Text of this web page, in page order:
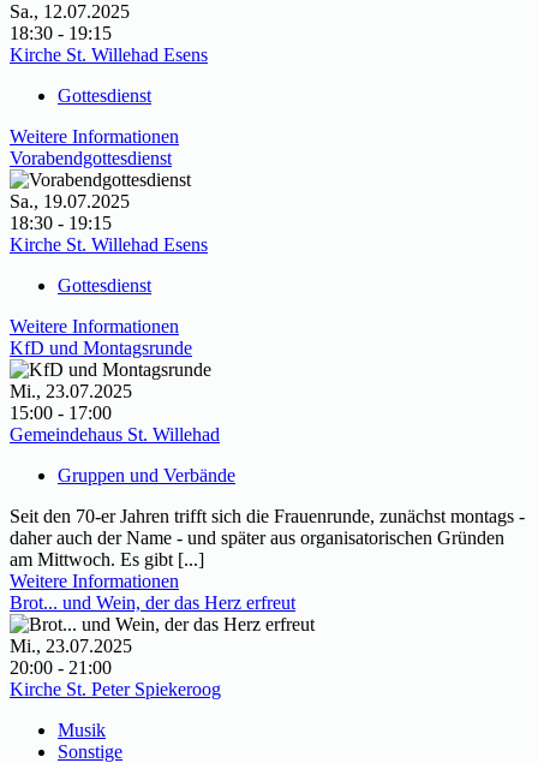
Sa., 12.07.2025
18:30 - 19:15
Kirche St. Willehad Esens
Gottesdienst
Weitere Informationen
Vorabendgottesdienst
Sa., 19.07.2025
18:30 - 19:15
Kirche St. Willehad Esens
Gottesdienst
Weitere Informationen
KfD und Montagsrunde
Mi., 23.07.2025
15:00 - 17:00
Gemeindehaus St. Willehad
Gruppen und Verbände
Seit den 70-er Jahren trifft sich die Frauenrunde, zunächst montags -
daher auch der Name - und später aus organisatorischen Gründen
am Mittwoch. Es gibt [...]
Weitere Informationen
Brot... und Wein, der das Herz erfreut
Mi., 23.07.2025
20:00 - 21:00
Kirche St. Peter Spiekeroog
Musik
Sonstige